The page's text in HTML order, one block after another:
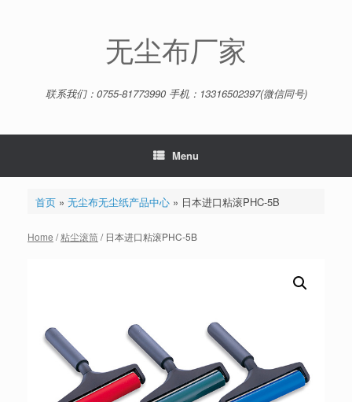
无尘布厂家
联系我们：0755-81773990 手机：13316502397(微信同号)
Menu
首页» 无尘布无尘纸产品中心» 日本进口粘滚PHC-5B
Home /粘尘滚筒/ 日本进口粘滚PHC-5B